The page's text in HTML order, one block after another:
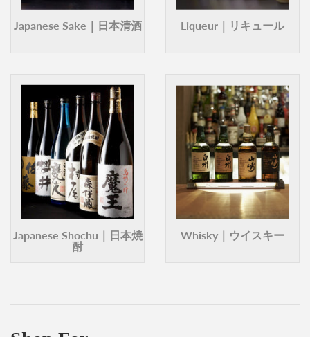
Japanese Sake｜日本清酒 Liqueur｜リキュール
Japanese Shochu｜日本焼
酎
Whisky｜ウイスキー